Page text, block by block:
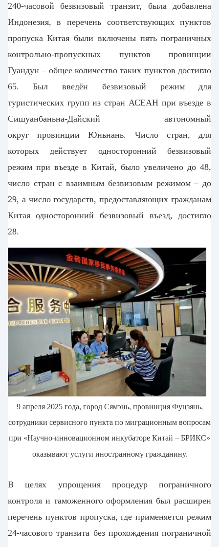
240-часовой безвизовый транзит, была добавлена
Индонезия, в перечень соответствующих пунктов
пропуска Китая были включены пять пограничных
контрольно-пропускных пунктов провинции
Гуандун – общее количество таких пунктов достигло
65. Был введён безвизовый режим для
туристических групп из стран АСЕАН при въезде в
Сишуанбаньна-Дайский автономный
округ
провинции Юньнань. Число стран, для
которых действует односторонний безвизовый
режим при въезде в Китай, было увеличено до 48,
число стран с взаимным безвизовым режимом – до
29, а число государств, предоставляющих гражданам
Китая односторонний безвизовый въезд, достигло
28.
9 апреля 2025 года, город Сямэнь, провинция Фуцзянь,
сотрудники сервисного пункта по миграционным вопросам
при «Научно-инновационном инкубаторе Китай – БРИКС»
оказывают услуги иностранному гражданину.
В целях упрощения процедур пограничного
контроля и таможенного оформления был расширен
перечень пунктов пропуска, где применяется режим
24-часового транзита без прохождения пограничной